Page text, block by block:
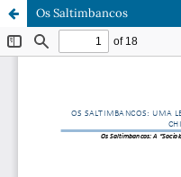
Os Saltimbancos